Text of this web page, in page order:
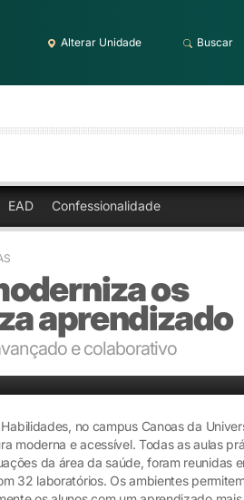
Alterar Unidade Buscar
EAD Confessionalidade
os
aprendizado
e colaborativo
no campus Canoas da
moderna e acessível. Todas as aulas
da área da saúde, foram reunidas
32 laboratórios. Os ambientes